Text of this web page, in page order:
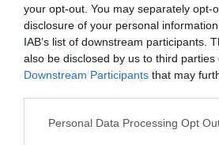
your opt-out. You may separately opt-
disclosure of your personal
IAB’s list of downstream participants.
also be disclosed by us to third parties
Downstream Participants that may
Personal Data Processing Opt